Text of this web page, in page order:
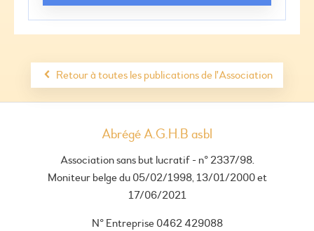
Retour à toutes les publications de l'Association
Abrégé A.G.H.B asbl
Association sans but lucratif - n° 2337/98.
Moniteur belge du 05/02/1998, 13/01/2000 et
17/06/2021
N° Entreprise 0462 429088